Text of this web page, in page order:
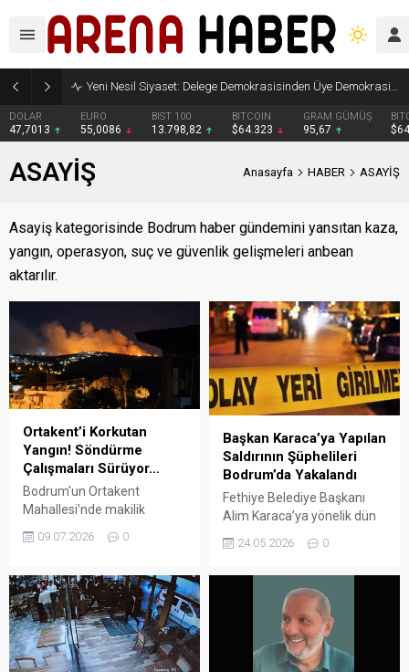
Yeni Nesil Siyaset: Delege Demokrasisinden Üye Demokrasisine
DOLAR
47,7013
EURO
55,0086
BIST 100
13.798,82
BITCOIN
$64.323
GRAM GÜMÜŞ
95,67
ASAYİŞ Anasayfa HABER ASAYİŞ
Asayiş kategorisinde Bodrum haber gündemini yansıtan kaza,
yangın, operasyon, suç ve güvenlik gelişmeleri anbean
aktarılır.
Ortakent’i Korkutan
Yangın! Söndürme
Çalışmaları Sürüyor…
Bodrum'un Ortakent
Mahallesi'nde makilik
rüzgârın da etkisiyle kısa
09.07.2026 0
Başkan Karaca’ya Yapılan
Saldırının Şüphelileri
Bodrum’da Yakalandı
Fethiye Belediye Başkanı
Alim Karaca’ya yönelik dün
gerçekleştirilen silahlı
saldırının şüphelileri
gözaltına alındı. ARENA
HABER – Akarca
Mahallesi’nde Başkan Alim
Karaca’nın evine yakın bir
noktada dün meydana
24.05.2026 0